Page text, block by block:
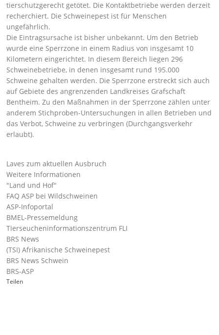
tierschutzgerecht getötet. Die Kontaktbetriebe werden derzeit
recherchiert. Die Schweinepest ist für Menschen
ungefährlich.
Die Eintragsursache ist bisher unbekannt. Um den Betrieb
wurde eine Sperrzone in einem Radius von insgesamt 10
Kilometern eingerichtet. In diesem Bereich liegen 296
Schweinebetriebe, in denen insgesamt rund 195.000
Schweine gehalten werden. Die Sperrzone erstreckt sich auch
auf Gebiete des angrenzenden Landkreises Grafschaft
Bentheim. Zu den Maßnahmen in der Sperrzone zählen unter
anderem Stichproben-Untersuchungen in allen Betrieben und
das Verbot, Schweine zu verbringen (Durchgangsverkehr
erlaubt).
Laves zum aktuellen Ausbruch
Weitere Informationen
"Land und Hof"
FAQ ASP bei Wildschweinen
ASP-Infoportal
BMEL-Pressemeldung
Tierseucheninformationszentrum FLI
BRS News
(TSI) Afrikanische Schweinepest
BRS News Schwein
BRS-ASP
Teilen